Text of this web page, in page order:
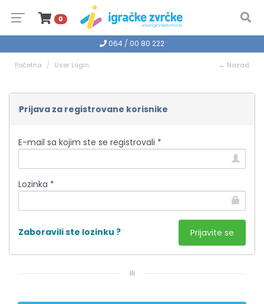
0
064 / 00 80 222
Početna User Login ← Nazad
Prijava za registrovane korisnike
E-mail sa kojim ste se registrovali *
Lozinka *
Zaboravili ste lozinku ?
ili